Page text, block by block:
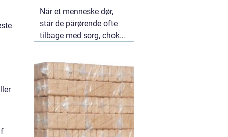
en svær tid
Når et menneske dør,
står de pårørende ofte
tilbage med sorg, chok
Hvad skal gøres først?
Hvem kontakter man?
Hvordan skaber man en
afsked, som føles rigtig?
Her spiller en lokal 04
July 2026